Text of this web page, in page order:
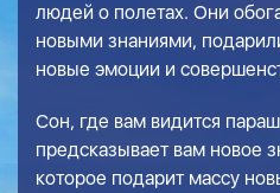
людей о полетах. Они
новыми знаниями,
новые эмоции и
Сон, где вам видится
предсказывает вам новое
которое подарит массу